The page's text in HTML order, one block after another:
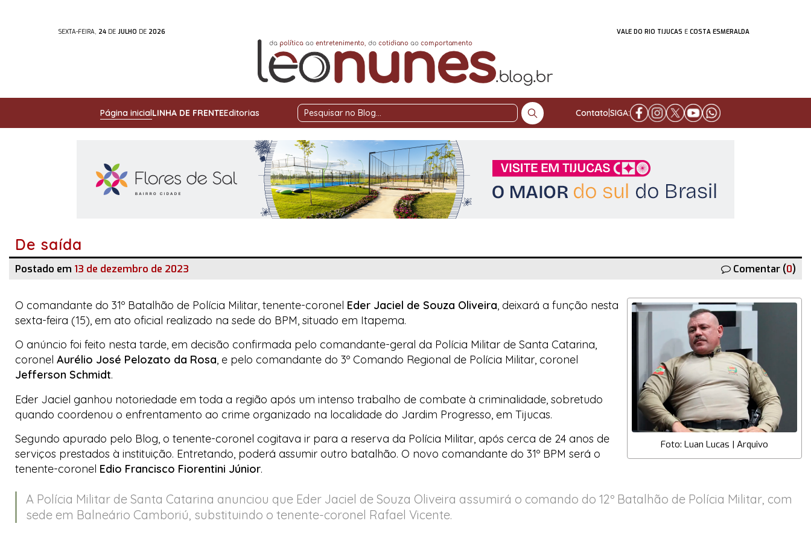
SEXTA-FEIRA, 24 DE JULHO DE 2026 VALE DO RIO TIJUCAS E COSTA ESMERALDA
Página inicialLINHA DE FRENTEEditorias
Pesquisar
Blog
Contato SIGA:
De saída
Postado em 13 de dezembro de 2023 Comentar (0)
Foto: Luan Lucas | Arquivo
O comandante do 31º Batalhão de Polícia Militar, tenente-coronel Eder Jaciel de Souza Oliveira, deixará a função nesta
sexta-feira (15), em ato oficial realizado na sede do BPM, situado em Itapema.
O anúncio foi feito nesta tarde, em decisão confirmada pelo comandante-geral da Polícia Militar de Santa Catarina,
coronel Aurélio José Pelozato da Rosa, e pelo comandante do 3º Comando Regional de Polícia Militar, coronel
Jefferson Schmidt.
Eder Jaciel ganhou notoriedade em toda a região após um intenso trabalho de combate à criminalidade, sobretudo
quando coordenou o enfrentamento ao crime organizado na localidade do Jardim Progresso, em Tijucas.
Segundo apurado pelo Blog, o tenente-coronel cogitava ir para a reserva da Polícia Militar, após cerca de 24 anos de
serviços prestados à instituição. Entretando, poderá assumir outro batalhão. O novo comandante do 31º BPM será o
tenente-coronel Edio Francisco Fiorentini Júnior.
A Polícia Militar de Santa Catarina anunciou que Eder Jaciel de Souza Oliveira assumirá o comando do 12º Batalhão de Polícia Militar, com
sede em Balneário Camboriú, substituindo o tenente-coronel Rafael Vicente.